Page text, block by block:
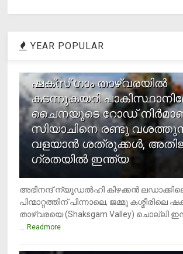
YEAR POPULAR
ഷക്സ് ​ഗാം താഴ്‌വരയിൽ
കടന്നുകയറി
ചൈനയുടെ റോഡ്
സിയാചിനെ രണ്ടു
വളയാൻ ശത്രുക്കൾ,
ഗ്രതയിൽ ഇന്ത്യ
അഭിനന്ദ് ന്യൂഡൽഹി കിഴക്കൻ
പിന്മാറ്റത്തിന് പിന്നാലെ, ജമ്മു കശ്മീരിലെ
താഴ്‌വരയെ (Shaksgam Valley) ചൊല്ലി
... Readmore